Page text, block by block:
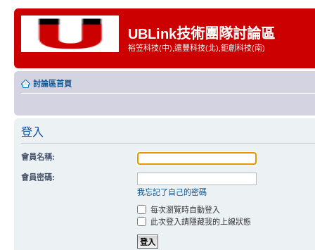
UBLink技術團隊討論區
裕笠科技(中),遠豐科技(北),鉅創科技(南)
討論區首頁
登入
會員名稱:
會員密碼:
我忘記了自己的密碼
每次瀏覽時自動登入
此次登入請隱藏我的上線狀態